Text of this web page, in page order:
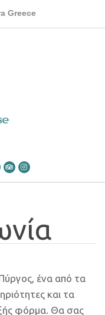
Greece
ένα από τα
και τα
φόρμα. Θα σας